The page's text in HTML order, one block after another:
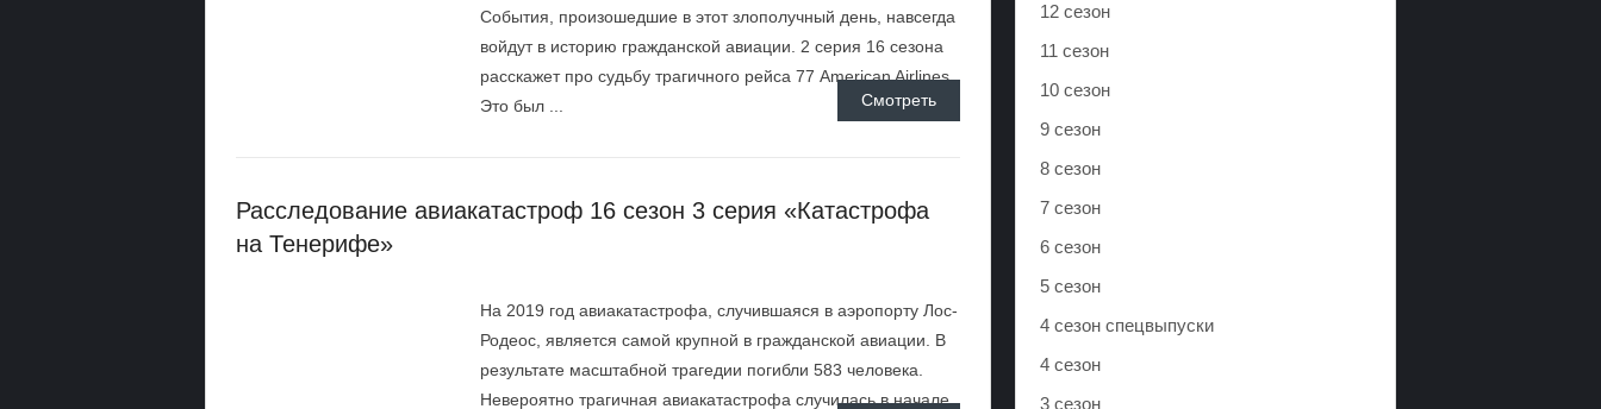
События, произошедшие в этот злополучный день, навсегда
войдут в историю гражданской авиации. 2 серия 16 сезона
расскажет про судьбу трагичного рейса 77 American Airlines.
Это был ...
Смотреть
Расследование авиакатастроф 16 сезон 3 серия «Катастрофа
на Тенерифе»
На 2019 год авиакатастрофа, случившаяся в аэропорту Лос-
Родеос, является самой крупной в гражданской авиации. В
результате масштабной трагедии погибли 583 человека.
Невероятно трагичная авиакатастрофа случилась в начале
12 сезон
11 сезон
10 сезон
9 сезон
8 сезон
7 сезон
6 сезон
5 сезон
4 сезон спецвыпуски
4 сезон
3 сезон